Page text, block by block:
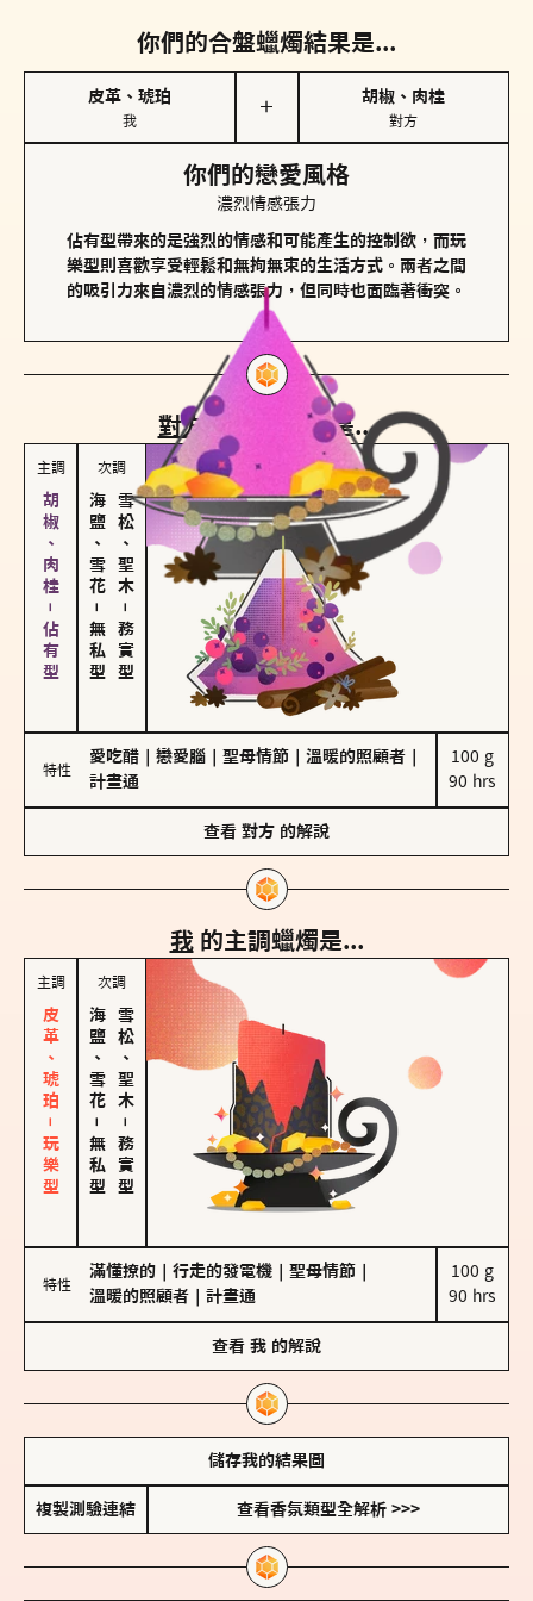
你們的合盤蠟燭結果是...
皮革、琥珀
我
＋
胡椒、肉桂
對方
你們的戀愛風格
濃烈情感張力
佔有型帶來的是強烈的情感和可能產生的控制欲，而玩
樂型則喜歡享受輕鬆和無拘無束的生活方式。兩者之間
的吸引力來自濃烈的情感張力，但同時也面臨著衝突。
對方 的主調蠟燭是...
主調
胡椒、肉桂－佔有型
次調
海鹽、雪花
－
無私型
雪松、聖木
－
務實型
特性
愛吃醋 戀愛腦 聖母情節 溫暖的照顧者
計畫通
100 g
90 hrs
查看 對方 的解說
我 的主調蠟燭是...
主調
皮革、琥珀－玩樂型
次調
海鹽、雪花
－
無私型
雪松、聖木
－
務實型
特性
滿懂撩的 行走的發電機 聖母情節
溫暖的照顧者
計畫通
100 g
90 hrs
查看 我 的解說
儲存我的結果圖
複製測驗連結 查看香氛類型全解析 >>>